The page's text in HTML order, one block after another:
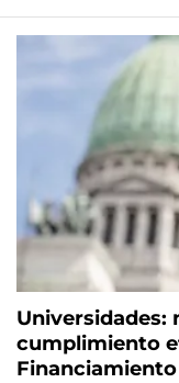
Universidades:
cumplimiento
Financiamiento